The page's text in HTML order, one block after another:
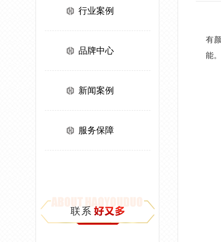
行业案例
品牌中心
新闻案例
服务保障
联系
有
能。